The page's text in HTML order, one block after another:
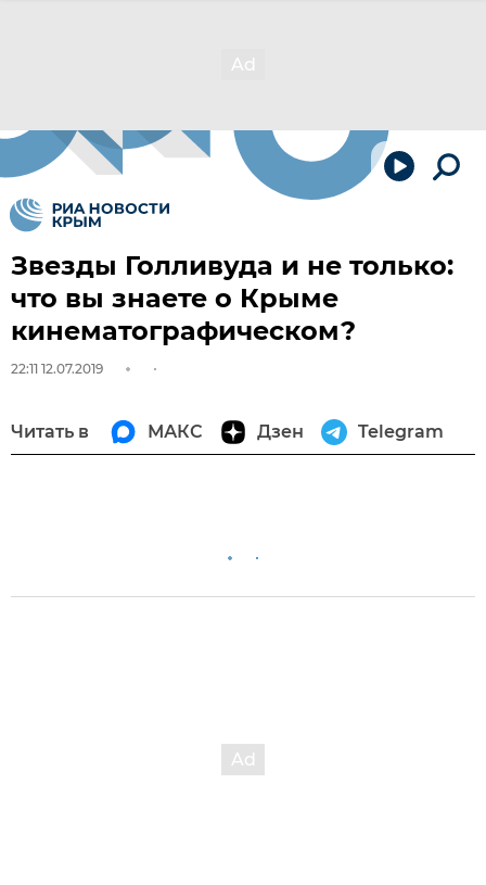
Звезды Голливуда и не только:
что вы знаете о Крыме
кинематографическом?
22:11 12.07.2019
Читать в МАКС Дзен Telegram